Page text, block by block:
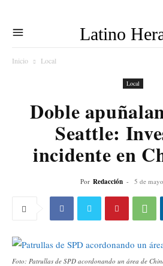
Latino
Inicio Local
Local
Doble
Seattle:
incidente en
Por Redacción - 5 de
Foto: Patrullas de SPD acordonando un área de